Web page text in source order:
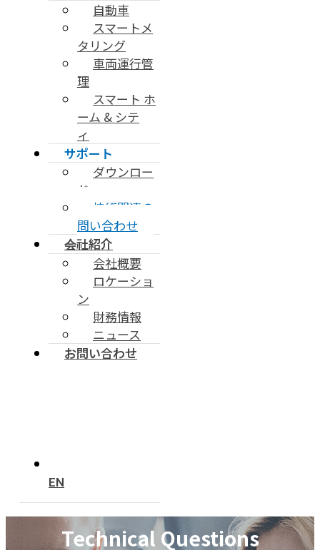
自動車
スマートメ
タリング
車両運行管
理
スマート ホ
ーム & シテ
ィ
サポート
ダウンロー
ド
技術関連の
問い合わせ
会社紹介
会社概要
ロケーショ
ン
財務情報
ニュース
お問い合わせ
EN
Technical Questions